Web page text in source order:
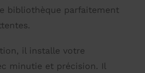
bibliothèque parfaitement
il installe votre
minutie et précision. Il